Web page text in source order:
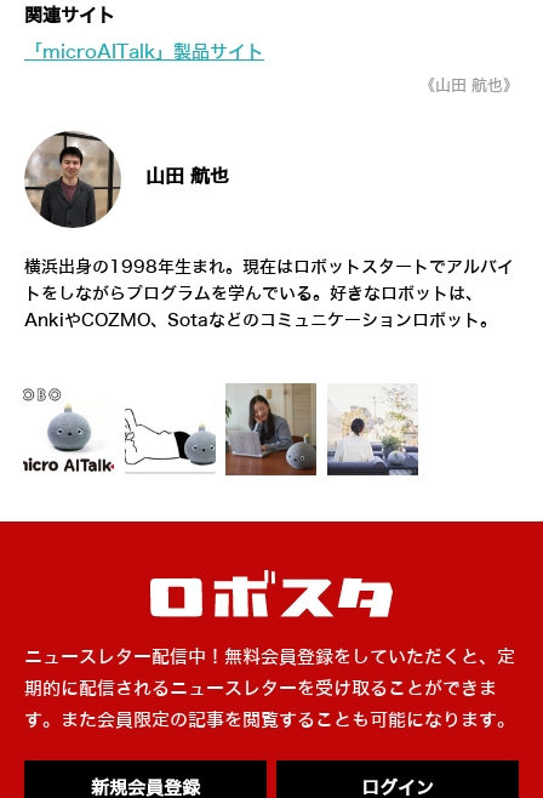
関連サイト
「microAITalk」製品サイト
《山田 航也》
山田 航也
横浜出身の1998年生まれ。現在はロボットスタートでアルバイ
トをしながらプログラムを学んでいる。好きなロボットは、
AnkiやCOZMO、Sotaなどのコミュニケーションロボット。
ニュースレター配信中！無料会員登録をしていただくと、定
期的に配信されるニュースレターを受け取ることができま
す。また会員限定の記事を閲覧することも可能になります。
新規会員登録 ログイン